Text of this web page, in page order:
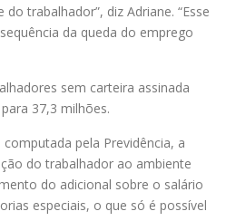
trabalhador”, diz Adriane. “Esse
da queda do emprego
sem carteira assinada
37,3 milhões.
pela Previdência, a
do trabalhador ao ambiente
do adicional sobre o salário
especiais, o que só é possível